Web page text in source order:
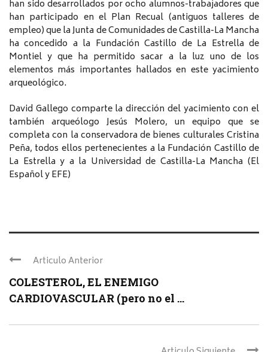
han sido desarrollados por ocho alumnos-trabajadores que
han participado en el Plan Recual (antiguos talleres de
empleo) que la Junta de Comunidades de Castilla-La Mancha
ha concedido a la Fundación Castillo de La Estrella de
Montiel y que ha permitido sacar a la luz uno de los
elementos más importantes hallados en este yacimiento
arqueológico.
David Gallego comparte la dirección del yacimiento con el
también arqueólogo Jesús Molero, un equipo que se
completa con la conservadora de bienes culturales Cristina
Peña, todos ellos pertenecientes a la Fundación Castillo de
La Estrella y a la Universidad de Castilla-La Mancha (El
Español y EFE)
Articulo Anterior
COLESTEROL, EL ENEMIGO
CARDIOVASCULAR (pero no el ...